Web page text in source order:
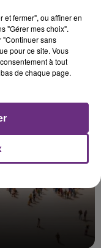
et fermer", ou affiner en
"Gérer mes choix".
"Continuer sans
pour ce site. Vous
à tout
de chaque page.